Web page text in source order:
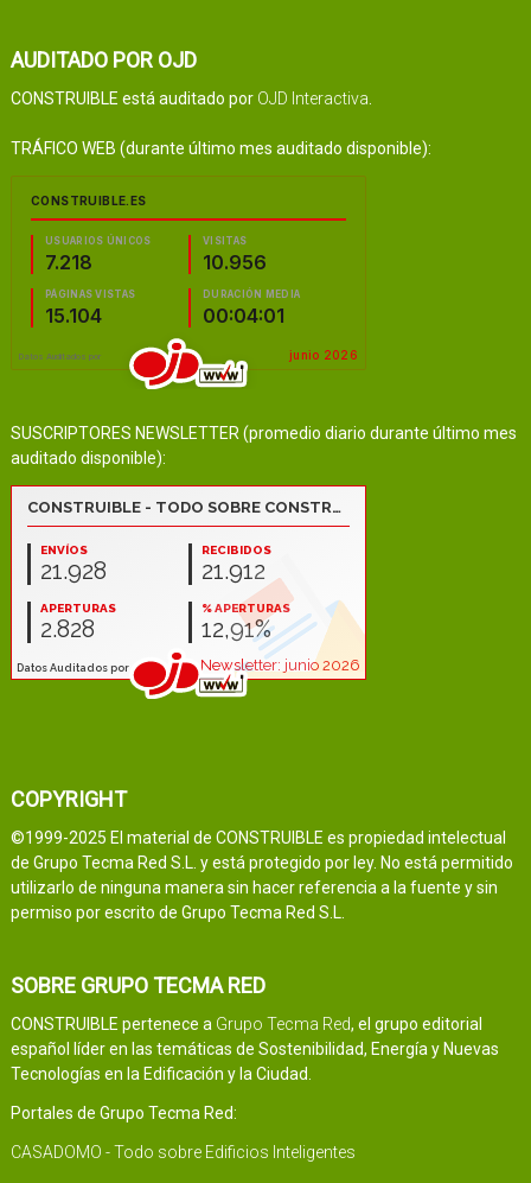
AUDITADO POR OJD
CONSTRUIBLE está auditado por OJD Interactiva
TRÁFICO WEB (durante último mes auditado disponible):
SUSCRIPTORES NEWSLETTER (promedio diario durante último mes
auditado disponible):
COPYRIGHT
©1999-2025 El material de CONSTRUIBLE es propiedad intelectual
de Grupo Tecma Red S.L. y está protegido por ley. No está permitido
utilizarlo de ninguna manera sin hacer referencia a la fuente y sin
permiso por escrito de Grupo Tecma Red S.L.
SOBRE GRUPO TECMA RED
CONSTRUIBLE pertenece a Grupo Tecma Red, el grupo editorial
español líder en las temáticas de Sostenibilidad, Energía y Nuevas
Tecnologías en la Edificación y la Ciudad.
Portales de Grupo Tecma Red:
CASADOMO - Todo sobre Edificios Inteligentes